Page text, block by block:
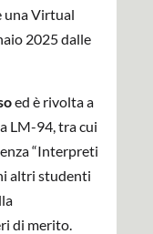
una Virtual
2025 dalle
ed è rivolta a
LM-94, tra cui
“Interpreti
altri studenti
di merito.